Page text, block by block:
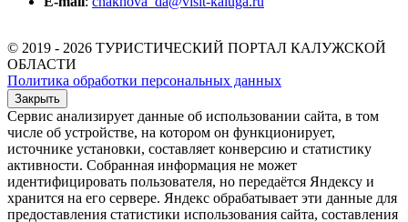
© 2019 - 2026 ТУРИСТИЧЕСКИЙ ПОРТАЛ КАЛУЖСКОЙ
ОБЛАСТИ
Политика обработки персональных данных
Закрыть
Сервис анализирует данные об использовании сайта, в том
числе об устройстве, на котором он функционирует,
источнике установки, составляет конверсию и статистику
активности. Собранная информация не может
идентифицировать пользователя, но передаётся Яндексу и
хранится на его сервере. Яндекс обрабатывает эти данные для
предоставления статистики использования сайта, составления